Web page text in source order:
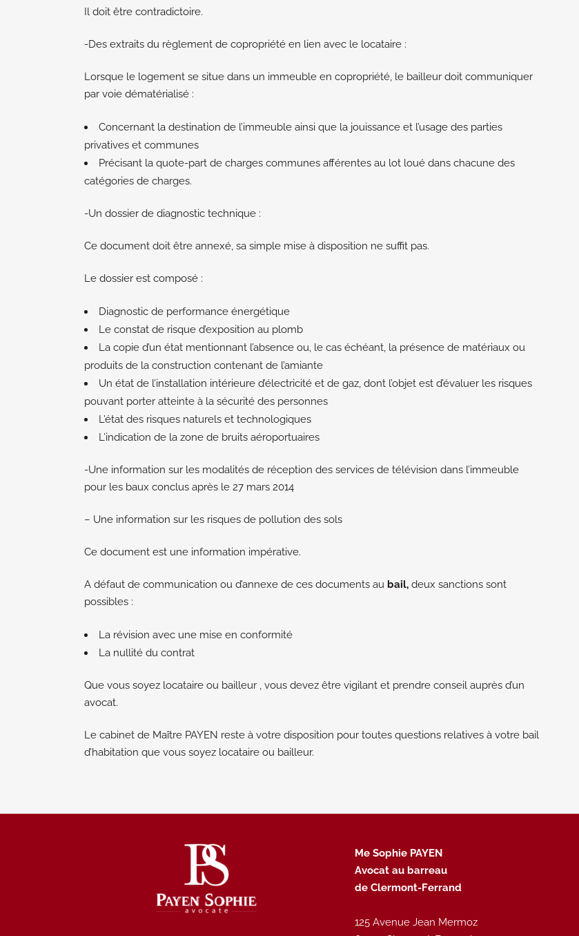
Il doit être contradictoire.
-Des extraits du règlement de copropriété en lien avec le locataire :
Lorsque le logement se situe dans un immeuble en copropriété, le bailleur doit communiquer
par voie dématérialisé :
Concernant la destination de l’immeuble ainsi que la jouissance et l’usage des parties
privatives et communes
Précisant la quote-part de charges communes afférentes au lot loué dans chacune des
catégories de charges.
-Un dossier de diagnostic technique :
Ce document doit être annexé, sa simple mise à disposition ne suffit pas.
Le dossier est composé :
Diagnostic de performance énergétique
Le constat de risque d’exposition au plomb
La copie d’un état mentionnant l’absence ou, le cas échéant, la présence de matériaux ou
produits de la construction contenant de l’amiante
Un état de l’installation intérieure d’électricité et de gaz, dont l’objet est d’évaluer les risques
pouvant porter atteinte à la sécurité des personnes
L’état des risques naturels et technologiques
L’indication de la zone de bruits aéroportuaires
-Une information sur les modalités de réception des services de télévision dans l’immeuble
pour les baux conclus après le 27 mars 2014
– Une information sur les risques de pollution des sols
Ce document est une information impérative.
A défaut de communication ou d’annexe de ces documents au bail, deux sanctions sont
possibles :
La révision avec une mise en conformité
La nullité du contrat
Que vous soyez locataire ou bailleur , vous devez être vigilant et prendre conseil auprès d’un
avocat.
Le cabinet de Maître PAYEN reste à votre disposition pour toutes questions relatives à votre bail
d’habitation que vous soyez locataire ou bailleur.
Me Sophie PAYEN
Avocat au barreau
de Clermont-Ferrand
125 Avenue Jean Mermoz